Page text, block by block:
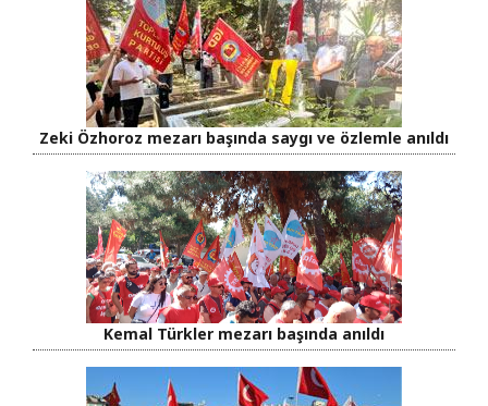
Zeki Özhoroz mezarı başında saygı ve özlemle anıldı
Kemal Türkler mezarı başında anıldı